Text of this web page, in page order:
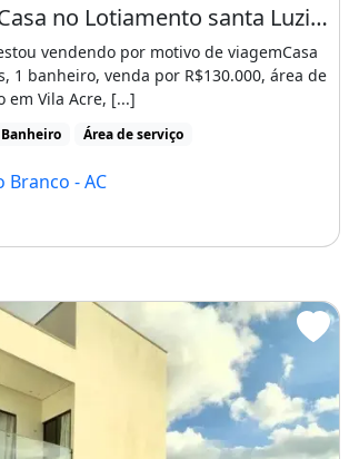
Vendo Uma Casa no Lotiamento santa Luzia Apolonio Sales
vendendo por motivo de viagemCasa
1 banheiro, venda por R$130.000, área de
em Vila Acre, [...]
Área de serviço
Branco - AC